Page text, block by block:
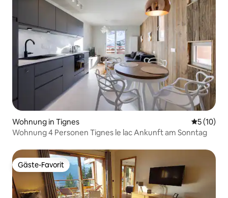
Wohnung in Tignes
5 (10)
Wohnung 4 Personen Tignes le lac Ankunft am Sonntag
Gäste-Favorit
Gäste-Favorit